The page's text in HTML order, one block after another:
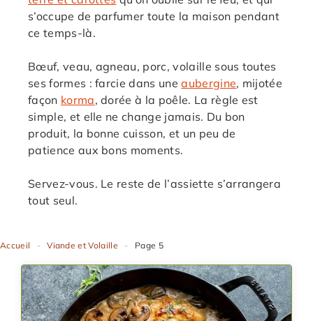
s’occupe de parfumer toute la maison pendant
ce temps-là.
Bœuf, veau, agneau, porc, volaille sous toutes
ses formes : farcie dans uneaubergine, mijotée
façon korma, dorée à la poêle. La règle est
simple, et elle ne change jamais. Du bon
produit, la bonne cuisson, et un peu de
patience aux bons moments.
Servez-vous. Le reste de l’assiette s’arrangera
tout seul.
Accueil - Viande et Volaille - Page 5